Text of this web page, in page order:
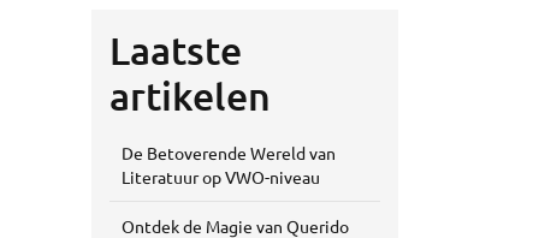
Laatste
artikelen
De Betoverende Wereld van
Literatuur op VWO-niveau
Ontdek de Magie van Querido